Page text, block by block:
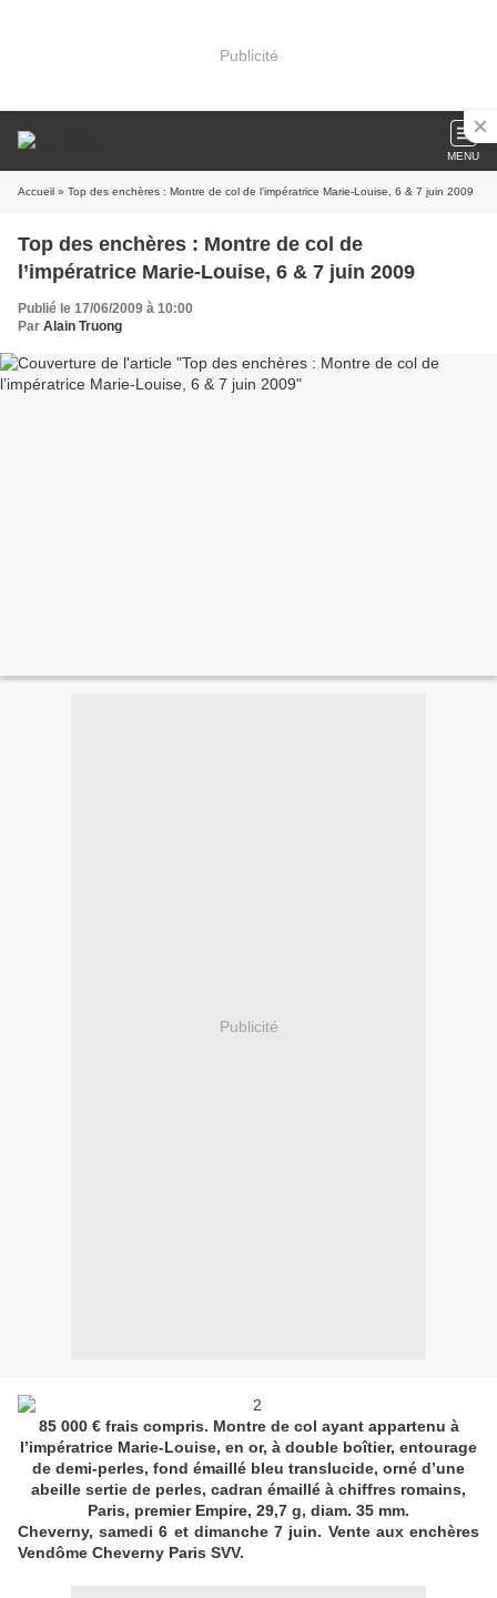
Publicité
MENU
Accueil » Top des enchères : Montre de col de l’impératrice Marie-Louise, 6 & 7 juin 2009
Top des enchères : Montre de col de
l’impératrice Marie-Louise, 6 & 7 juin 2009
Publié le 17/06/2009 à 10:00
Par Alain Truong
Publicité
85 000 € frais compris. Montre de col ayant appartenu à
l’impératrice Marie-Louise, en or, à double boîtier, entourage
de demi-perles, fond émaillé bleu translucide, orné d’une
abeille sertie de perles, cadran émaillé à chiffres romains,
Paris, premier Empire, 29,7 g, diam. 35 mm.
Cheverny, samedi 6 et dimanche 7 juin. Vente aux enchères
Vendôme Cheverny Paris SVV.